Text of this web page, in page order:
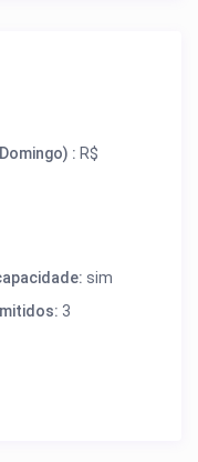
: R$
sim
3